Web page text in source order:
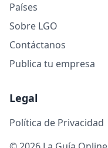
Países
Sobre LGO
Contáctanos
Publica tu empresa
Legal
Política de Privacidad